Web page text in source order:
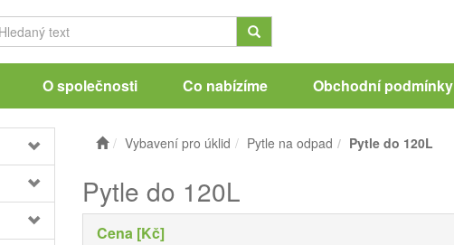
O společnosti Co nabízíme Obchodní podmínky
Vybavení pro úklid Pytle na odpad Pytle do 120L
Pytle do 120L
Cena [Kč]